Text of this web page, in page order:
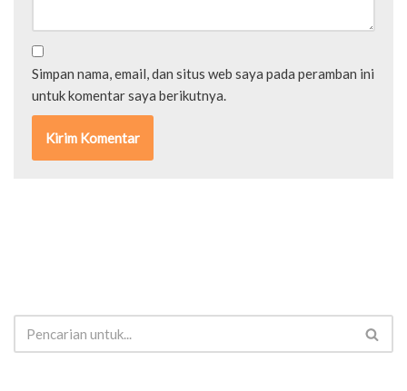
Simpan nama, email, dan situs web saya pada peramban ini
untuk komentar saya berikutnya.